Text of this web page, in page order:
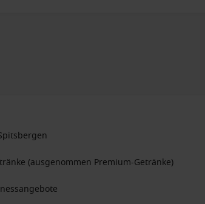
(ausgenommen Premium-Getränke)